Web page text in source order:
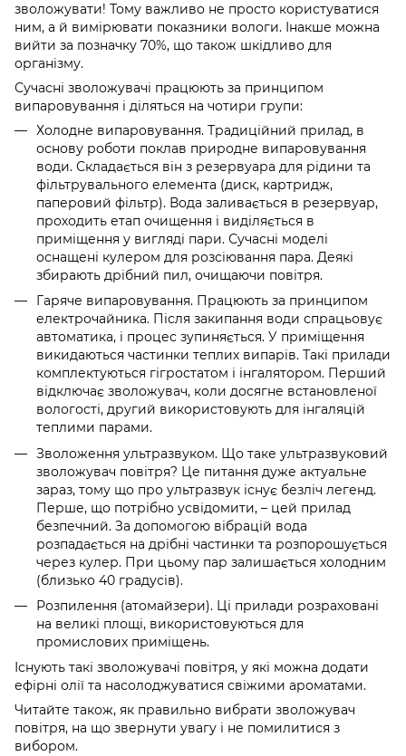
зволожувати! Тому важливо не просто користуватися
ним, а й вимірювати показники вологи. Інакше можна
вийти за позначку 70%, що також шкідливо для
організму.
Сучасні зволожувачі працюють за принципом
випаровування і діляться на чотири групи:
Холодне випаровування. Традиційний прилад, в
основу роботи поклав природне випаровування
води. Складається він з резервуара для рідини та
фільтрувального елемента (диск, картридж,
паперовий фільтр). Вода заливається в резервуар,
проходить етап очищення і виділяється в
приміщення у вигляді пари. Сучасні моделі
оснащені кулером для розсіювання пара. Деякі
збирають дрібний пил, очищаючи повітря.
Гаряче випаровування. Працюють за принципом
електрочайника. Після закипання води спрацьовує
автоматика, і процес зупиняється. У приміщення
викидаються частинки теплих випарів. Такі прилади
комплектуються гігростатом і інгалятором. Перший
відключає зволожувач, коли досягне встановленої
вологості, другий використовують для інгаляцій
теплими парами.
Зволоження ультразвуком. Що таке ультразвуковий
зволожувач повітря? Це питання дуже актуальне
зараз, тому що про ультразвук існує безліч легенд.
Перше, що потрібно усвідомити, – цей прилад
безпечний. За допомогою вібрацій вода
розпадається на дрібні частинки та розпорошується
через кулер. При цьому пар залишається холодним
(близько 40 градусів).
Розпилення (атомайзери). Ці прилади розраховані
на великі площі, використовуються для
промислових приміщень.
Існують такі зволожувачі повітря, у які можна додати
ефірні олії та насолоджуватися свіжими ароматами.
Читайте також, як правильно вибрати зволожувач
повітря, на що звернути увагу і не помилитися з
вибором.